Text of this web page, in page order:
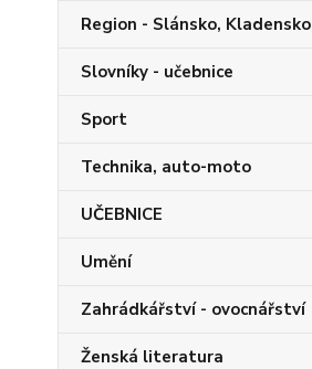
Region - Slánsko, Kladensko
Slovníky - učebnice
Sport
Technika, auto-moto
UČEBNICE
Umění
Zahrádkářství - ovocnářství
Ženská literatura